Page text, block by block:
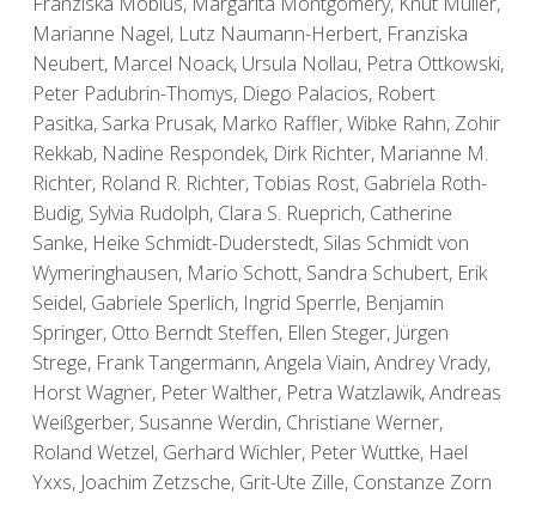
Marianne Nagel, Lutz Naumann-Herbert, Franziska
Neubert, Marcel Noack, Ursula Nollau, Petra Ottkowski,
Peter Padubrin-Thomys, Diego Palacios, Robert
Pasitka, Sarka Prusak, Marko Raffler, Wibke Rahn, Zohir
Rekkab, Nadine Respondek, Dirk Richter, Marianne M.
Richter, Roland R. Richter, Tobias Rost, Gabriela Roth-
Budig, Sylvia Rudolph, Clara S. Rueprich, Catherine
Sanke, Heike Schmidt-Duderstedt, Silas Schmidt von
Wymeringhausen, Mario Schott, Sandra Schubert, Erik
Seidel, Gabriele Sperlich, Ingrid Sperrle, Benjamin
Springer, Otto Berndt Steffen, Ellen Steger, Jürgen
Strege, Frank Tangermann, Angela Viain, Andrey Vrady,
Horst Wagner, Peter Walther, Petra Watzlawik, Andreas
Weißgerber, Susanne Werdin, Christiane Werner,
Roland Wetzel, Gerhard Wichler, Peter Wuttke, Hael
Yxxs, Joachim Zetzsche, Grit-Ute Zille, Constanze Zorn